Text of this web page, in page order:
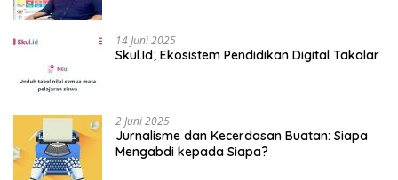
14 Juni 2025
Skul.Id; Ekosistem Pendidikan Digital Takalar
2 Juni 2025
Jurnalisme dan Kecerdasan Buatan: Siapa
Mengabdi kepada Siapa?